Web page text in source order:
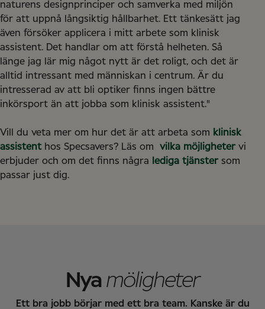
naturens designprinciper och samverka med miljön
för att uppnå långsiktig hållbarhet. Ett tänkesätt jag
även försöker applicera i mitt arbete som klinisk
assistent. Det handlar om att förstå helheten. Så
länge jag lär mig något nytt är det roligt, och det är
alltid intressant med människan i centrum. Är du
intresserad av att bli optiker finns ingen bättre
inkörsport än att jobba som klinisk assistent."
Vill du veta mer om hur det är att arbeta som klinisk
assistenthos Specsavers? Läs om vilka möjligheter vi
erbjuder och om det finns några
lediga tjänster som
passar just dig.
Nya möligheter
Ett bra jobb börjar med ett bra team. Kanske är du